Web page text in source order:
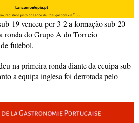
19 venceu por 3-2 a formação sub-20
ronda do Grupo A do Torneio
futebol.
na primeira ronda diante da equipa sub-
a equipa inglesa foi derrotada pelo